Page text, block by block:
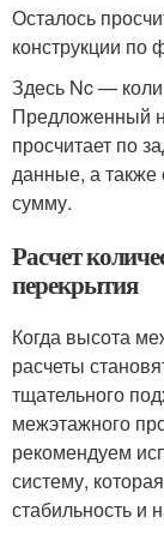
Осталось
конструкции по
Здесь Nc —
Предложенный
просчитает по
данные, а также
сумму.
Расчет
перекрытия
Когда высота
расчеты
тщательного
межэтажного
рекомендуем
систему,
стабильность и